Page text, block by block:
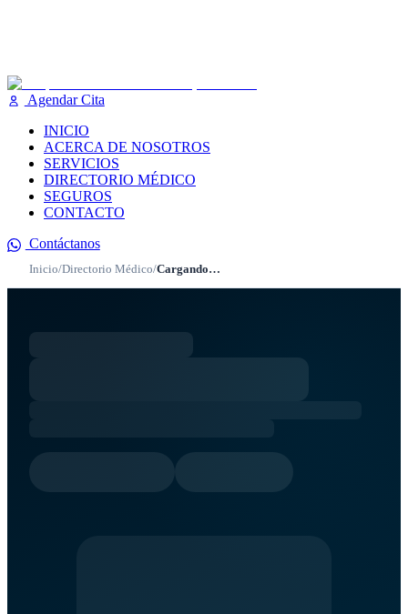
Agendar Cita
INICIO
ACERCA DE NOSOTROS
SERVICIOS
DIRECTORIO MÉDICO
SEGUROS
CONTACTO
Contáctanos
Inicio/Directorio Médico/Cargando…